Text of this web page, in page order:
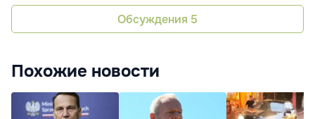
Обсуждения 5
Похожие новости